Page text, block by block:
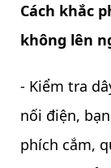
Cách khắc
không lên
- Kiểm tra
nối điện,
phích cắm,